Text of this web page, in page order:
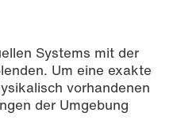
Systems mit der
Um eine exakte
vorhandenen
der Umgebung